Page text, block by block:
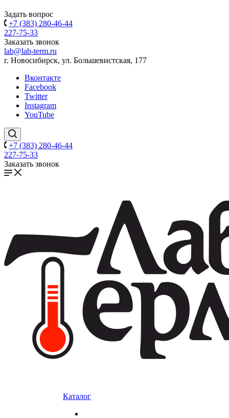
Задать вопрос
+7 (383) 280-46-44
227-75-33
Заказать звонок
lab@lab-term.ru
г. Новосибирск, ул. Большевистская, 177
Вконтакте
Facebook
Twitter
Instagram
YouTube
+7 (383) 280-46-44
227-75-33
Заказать звонок
Каталог